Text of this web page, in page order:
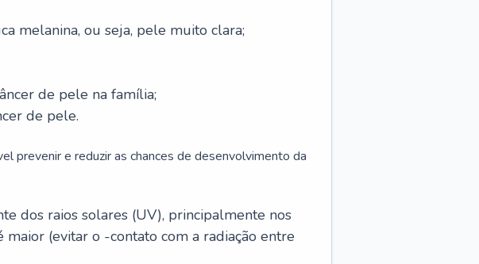
melanina, ou seja, pele muito clara;
de pele na família;
de pele.
prevenir e reduzir as chances de desenvolvimento da
dos raios solares (UV), principalmente nos
maior (evitar o -contato com a radiação entre